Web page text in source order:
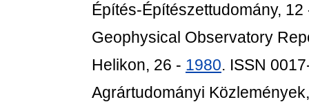
Építés-Építészettudomány,
Geophysical Observatory
Helikon, 26 - 1980. ISSN
Agrártudományi